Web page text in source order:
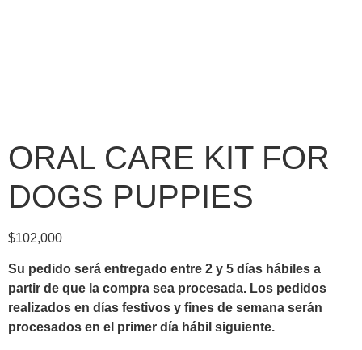
ORAL CARE KIT FOR
DOGS PUPPIES
$102,000
Su pedido será entregado entre 2 y 5 días hábiles a
partir de que la compra sea procesada. Los pedidos
realizados en días festivos y fines de semana serán
procesados en el primer día hábil siguiente.